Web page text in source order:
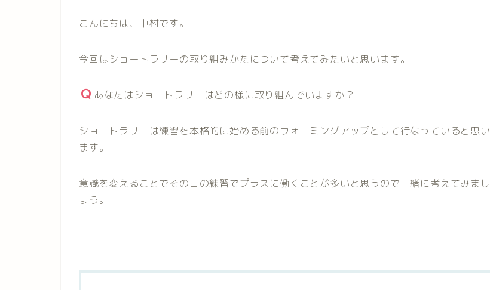
こんにちは、中村です。
今回はショートラリーの取り組みかたについて考えてみたいと思います。
あなたはショートラリーはどの様に取り組んでいますか？
ショートラリーは練習を本格的に始める前のウォーミングアップとして行なっていると思い
ます。
意識を変えることでその日の練習でプラスに働くことが多いと思うので一緒に考えてみまし
ょう。